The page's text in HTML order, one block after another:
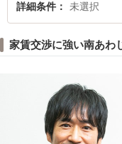
詳細条件 未選択
家賃交渉に強い南あわ